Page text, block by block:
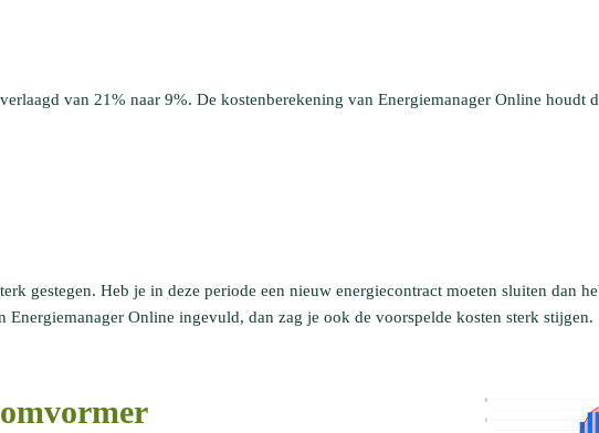
van 21% naar 9%. De kostenberekening van Energiemanager Online houdt
gestegen. Heb je in deze periode een nieuw energiecontract moeten sluiten dan
Online ingevuld, dan zag je ook de voorspelde kosten sterk stijgen.